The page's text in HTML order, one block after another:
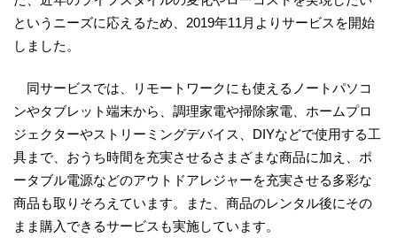
というニーズに応えるため、2019年11月よりサービスを開始
しました。
同サービスでは、リモートワークにも使えるノートパソコ
ンやタブレット端末から、調理家電や掃除家電、ホームプロ
ジェクターやストリーミングデバイス、DIYなどで使用する工
具まで、おうち時間を充実させるさまざまな商品に加え、ポ
ータブル電源などのアウトドアレジャーを充実させる多彩な
商品も取りそろえています。また、商品のレンタル後にその
まま購入できるサービスも実施しています。